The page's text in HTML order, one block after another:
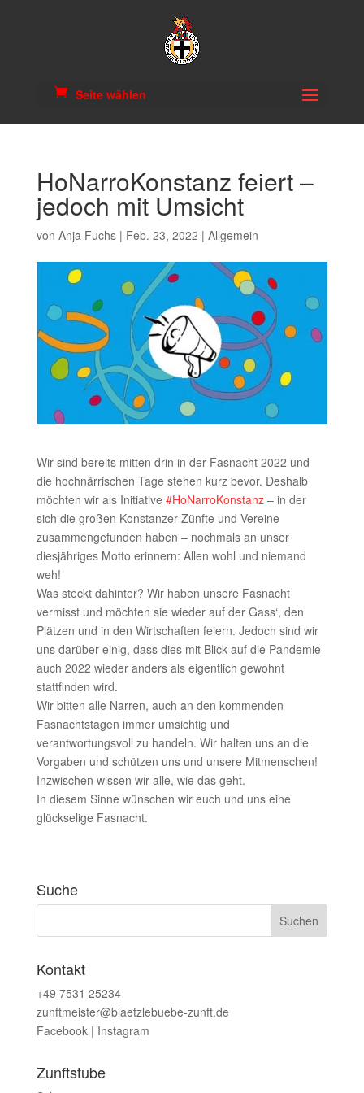
Seite wählen
HoNarroKonstanz feiert –
jedoch mit Umsicht
von Anja Fuchs| Feb. 23, 2022 | Allgemein
Wir sind bereits mitten drin in der Fasnacht 2022 und
die hochnärrischen Tage stehen kurz bevor. Deshalb
möchten wir als Initiative #HoNarroKonstanz– in der
sich die großen Konstanzer Zünfte und Vereine
zusammengefunden haben – nochmals an unser
diesjähriges Motto erinnern: Allen wohl und niemand
weh!
Was steckt dahinter? Wir haben unsere Fasnacht
vermisst und möchten sie wieder auf der Gass‘, den
Plätzen und in den Wirtschaften feiern. Jedoch sind wir
uns darüber einig, dass dies mit Blick auf die Pandemie
auch 2022 wieder anders als eigentlich gewohnt
stattfinden wird.
Wir bitten alle Narren, auch an den kommenden
Fasnachtstagen immer umsichtig und
verantwortungsvoll zu handeln. Wir halten uns an die
Vorgaben und schützen uns und unsere Mitmenschen!
Inzwischen wissen wir alle, wie das geht.
In diesem Sinne wünschen wir euch und uns eine
glückselige Fasnacht.
Suche
Kontakt
+49 7531 25234
zunftmeister@blaetzlebuebe-zunft.de
Facebook| Instagram
Zunftstube